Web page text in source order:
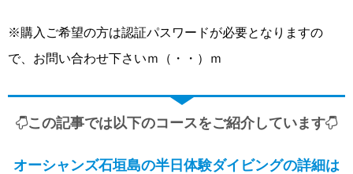
※購入ご希望の方は認証パスワードが必要となりますの
で、お問い合わせ下さいｍ（・・）ｍ
この記事では以下のコースをご紹介しています
オーシャンズ石垣島の半日体験ダイビングの詳細は